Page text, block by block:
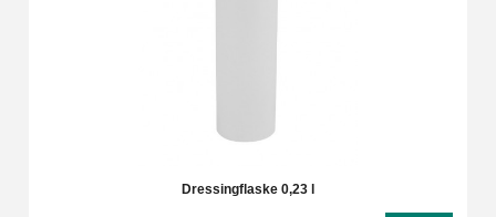
Dressingflaske 0,23 l